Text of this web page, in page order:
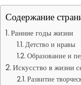
Содержание
Ранние годы жизни
Детство и нравы
Образование и
Искусство в жизни
Развитие